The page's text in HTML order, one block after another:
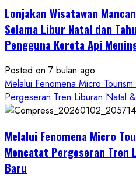
Budaya
Lonjakan Wisatawan
Selama Libur Natal dan
Pengguna Kereta Api
Posted on 7 bulan ago
Melalui Fenomena Micro
Pergeseran Tren Liburan Natal
Melalui Fenomena Micro
Mencatat Pergeseran Tren
Baru